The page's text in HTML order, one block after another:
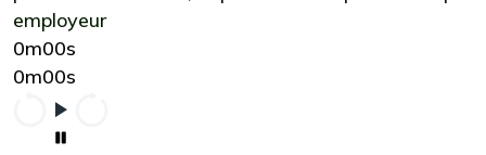
employeur
0m00s
0m00s